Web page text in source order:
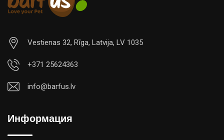
Vestienas 32, Rīga, Latvija, LV 1035
+371 25624363
info@barfus.lv
Информация